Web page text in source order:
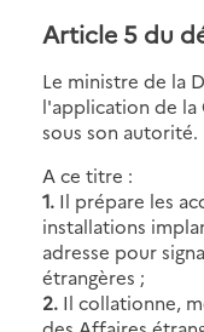
Article 5 du
Le ministre de la
l'application de la
sous son autorité.
A ce titre :
1. Il prépare les
installations
adresse pour
étrangères ;
2. Il collationne,